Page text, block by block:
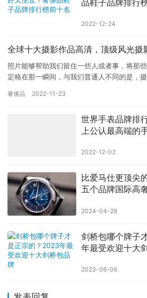
品鞋子品牌排行
2022-12-24
全球十大摄影作品高清，顶级风光摄
照片能够帮助我们留住一些人或者事，将那
定格在那一瞬间，与我们普通人不同的是，
家盘…
奢侈品 2022-11-23
世界手表品牌排
上公认最高端的
2022-12-02
比爱马仕更顶尖
五个品牌国际高
2024-04-28
剑桥包哪个牌子
年最受欢迎十大
2023-06-06